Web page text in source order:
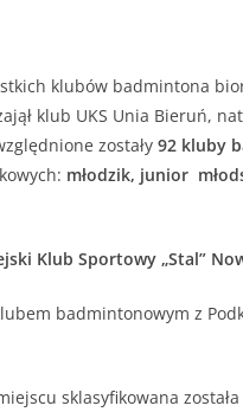
klubów badmintona
klub UKS Unia Bieruń,
zostały 92 kluby
młodzik, junior
Klub Sportowy „Stal”
badmintonowym z
sklasyfikowana